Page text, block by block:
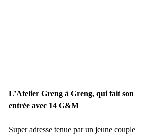
L’Atelier Greng à Greng, qui fait son
entrée avec 14 G&M
Super adresse tenue par un jeune couple